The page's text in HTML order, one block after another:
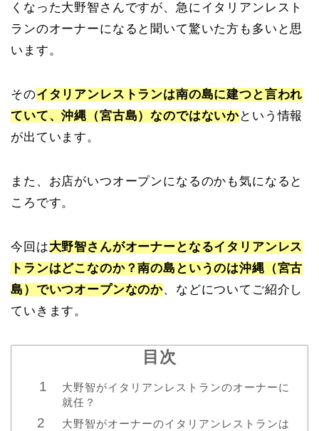
くなった大野智さんですが、急にイタリアンレスト
ランのオーナーになると聞いて驚いた方も多いと思
います。
そのイタリアンレストランは南の島に建つと言われ
ていて、沖縄（宮古島）なのではないかという情報
が出ています。
また、お店がいつオープンになるのかも気になると
ころです。
今回は大野智さんがオーナーとなるイタリアンレス
トランはどこなのか？南の島というのは沖縄（宮古
島）でいつオープンなのか、などについてご紹介し
ていきます。
目次
大野智がイタリアンレストランのオーナーに
就任？
大野智がオーナーのイタリアンレストランは